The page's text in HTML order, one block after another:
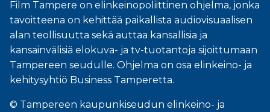
Film Tampere on elinkeinopoliittinen ohjelma, jonka
tavoitteena on kehittää paikallista audiovisuaalisen
alan teollisuutta sekä auttaa kansallisia ja
kansainvälisiä elokuva- ja tv-tuotantoja sijoittumaan
Tampereen seudulle. Ohjelma on osa elinkeino- ja
kehitysyhtiö Business Tamperetta.
© Tampereen kaupunkiseudun elinkeino- ja